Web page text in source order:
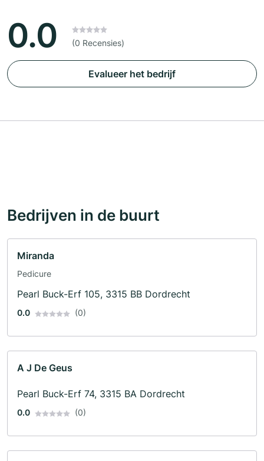
0.0 (0 Recensies)
Evalueer het bedrijf
Bedrijven in de buurt
Miranda
Pedicure
Pearl Buck-Erf 105, 3315 BB Dordrecht
0.0 (0)
A J De Geus
Pearl Buck-Erf 74, 3315 BA Dordrecht
0.0 (0)